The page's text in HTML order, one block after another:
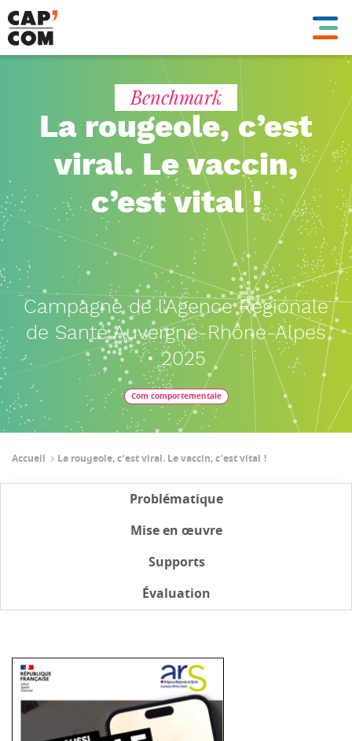
Aller
au
contenu
principal
Benchmark
La rougeole, c’est
viral. Le vaccin,
c’est vital !
Campagne de l'Agence Régionale
de Santé Auvergne-Rhône-Alpes
• 2025
Com comportementale
Accueil La rougeole, c’est viral. Le vaccin, c’est vital !
Problématique
Mise en œuvre
Supports
Évaluation